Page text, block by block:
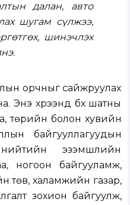
далан, авто
шугам сүлжээ,
шинэчлэх
орчныг сайжруулах
Энэ хүрээнд бүх шатны
төрийн болон хувийн
байгууллагуудын
эзэмшлийн
ногоон байгууламж,
төв, халамжийн газар,
зохион байгуулж,